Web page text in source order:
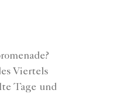
Viertels
Tage und